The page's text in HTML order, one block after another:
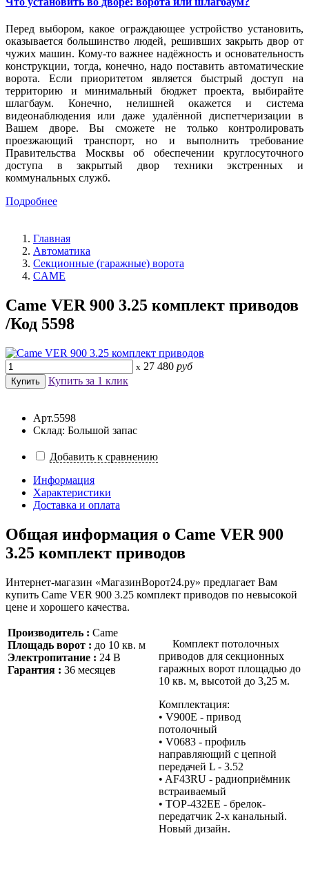
Перед выбором, какое ограждающее устройство установить,
оказывается большинство людей, решивших закрыть двор от
чужих машин. Кому-то важнее надёжность и основательность
конструкции, тогда, конечно, надо поставить автоматические
ворота. Если приоритетом является быстрый доступ на
территорию и минимальный бюджет проекта, выбирайте
шлагбаум. Конечно, нелишней окажется и система
видеонаблюдения или даже удалённой диспетчеризации в
Вашем дворе. Вы сможете не только контролировать
проезжающий транспорт, но и выполнить требование
Правительства Москвы об обеспечении круглосуточного
доступа в закрытый двор техники экстренных и
коммунальных служб.
Подробнее
Главная
Автоматика
Секционные (гаражные) ворота
CAME
Came VER 900 3.25 комплект приводов
/Код 5598
x 27 480 руб
Купить за 1 клик
Арт.5598
Склад: Большой запас
Добавить к сравнению
Информация
Характеристики
Доставка и оплата
Общая информация о Came VER 900
3.25 комплект приводов
Интернет-магазин «МагазинВорот24.ру» предлагает Вам
купить Came VER 900 3.25 комплект приводов по невысокой
цене и хорошего качества.
Производитель : Came
Площадь ворот : до 10 кв. м
Электропитание : 24 В
Гарантия : 36 месяцев
Комплект потолочных
приводов для секционных
гаражных ворот площадью до
10 кв. м, высотой до 3,25 м.
Комплектация:
• V900Е - привод
потолочный
• V0683 - профиль
направляющий с цепной
передачей L - 3.52
• AF43RU - радиоприёмник
встраиваемый
• TOP-432EE - брелок-
передатчик 2-х канальный.
Новый дизайн.